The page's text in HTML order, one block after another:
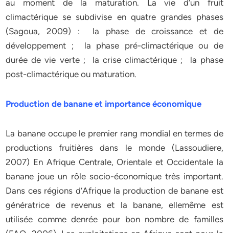
au moment de la maturation. La vie d’un fruit
climactérique se subdivise en quatre grandes phases
(Sagoua, 2009) : la phase de croissance et de
développement ; la phase pré-climactérique ou de
durée de vie verte ; la crise climactérique ; la phase
post-climactérique ou maturation.
Production de banane et importance économique
La banane occupe le premier rang mondial en termes de
productions fruitières dans le monde (Lassoudiere,
2007) En Afrique Centrale, Orientale et Occidentale la
banane joue un rôle socio-économique très important.
Dans ces régions d’Afrique la production de banane est
génératrice de revenus et la banane, ellemême est
utilisée comme denrée pour bon nombre de familles